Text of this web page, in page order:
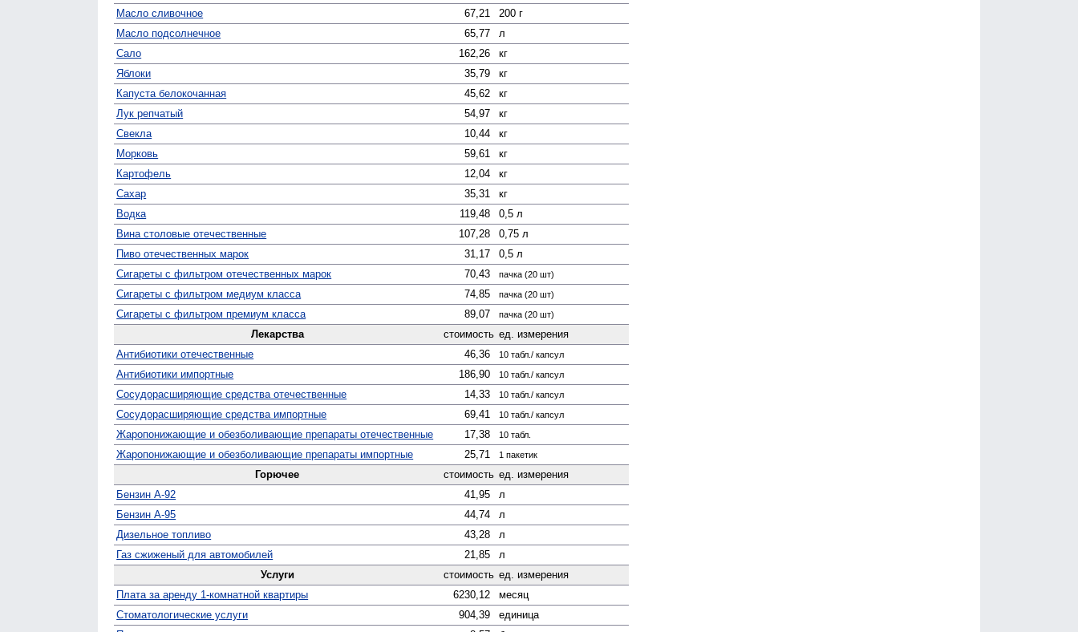
Масло сливочное
67,21
200 г
Масло подсолнечное
65,77
л
Сало
162,26
кг
Яблоки
35,79
кг
Капуста белокочанная
45,62
кг
Лук репчатый
54,97
кг
Свекла
10,44
кг
Морковь
59,61
кг
Картофель
12,04
кг
Сахар
35,31
кг
Водка
119,48
0,5 л
Вина столовые отечественные
107,28
0,75 л
Пиво отечественных марок
31,17
0,5 л
Сигареты с фильтром отечественных марок
70,43 пачка (20 шт)
Сигареты с фильтром медиум класса 74,85 пачка (20 шт)
Сигареты с фильтром премиум класса 89,07 пачка (20 шт)
Лекарства стоимость ед. измерения
Антибиотики отечественные
46,36 10 табл./ капсул
Антибиотики импортные 186,90 10 табл./ капсул
Сосудо­расширяющие средства отечественные 14,33 10 табл./ капсул
Сосуд­орасширяющие средства импортные 69,41 10 табл./ капсул
Жаро­понижающие и обезболивающие препараты отечественные 17,38 10 табл.
Жаро­понижающие и обезболивающие препараты импортные 25,71 1 пакетик
Горючее стоимость ед. измерения
Бензин А-92
41,95
л
Бензин А-95
44,74
л
Дизельное топливо
43,28
л
Газ сжиженый для автомобилей
21,85
л
Услуги
стоимость ед. измерения
Плата за аренду 1-комнатной квартиры
6230,12
месяц
Стомато­логические услуги
904,39
единица